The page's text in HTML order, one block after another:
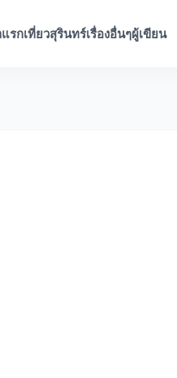
รกเที่ยวสุรินทร์เรื่องอื่นๆผู้เขียน